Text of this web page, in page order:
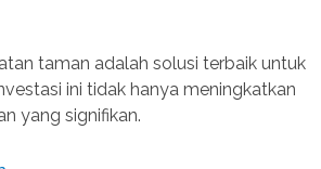
taman adalah solusi terbaik untuk
ini tidak hanya meningkatkan
yang signifikan.